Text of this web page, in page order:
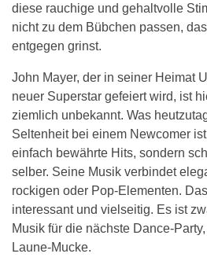
diese rauchige und gehaltvolle
nicht zu dem Bübchen passen,
entgegen grinst.
John Mayer, der in seiner Heimat
neuer Superstar gefeiert wird, ist
ziemlich unbekannt. Was
Seltenheit bei einem Newcomer
einfach bewährte Hits, sondern
selber. Seine Musik verbindet
rockigen oder Pop-Elementen.
interessant und vielseitig. Es ist
Musik für die nächste Dance-
Laune-Mucke.